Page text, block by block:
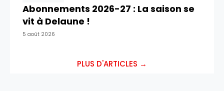
Abonnements 2026-27 : La saison se
vit à Delaune !
5 août 2026
PLUS D'ARTICLES →